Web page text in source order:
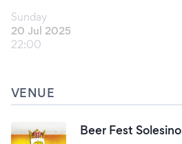
Sunday
20 Jul 2025
22:00
VENUE
Beer Fest Solesino